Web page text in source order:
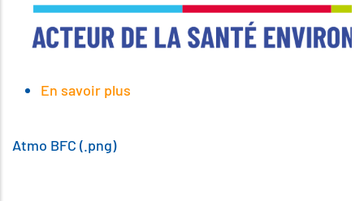
En savoir plus
Atmo BFC (.png)